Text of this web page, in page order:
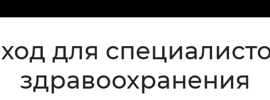
для
здравоохранения